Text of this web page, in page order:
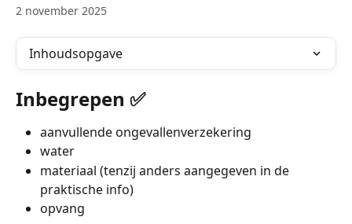
2 november 2025
Inhoudsopgave
Inbegrepen ✅
aanvullende ongevallenverzekering
water
materiaal (tenzij anders aangegeven in de
praktische info)
opvang